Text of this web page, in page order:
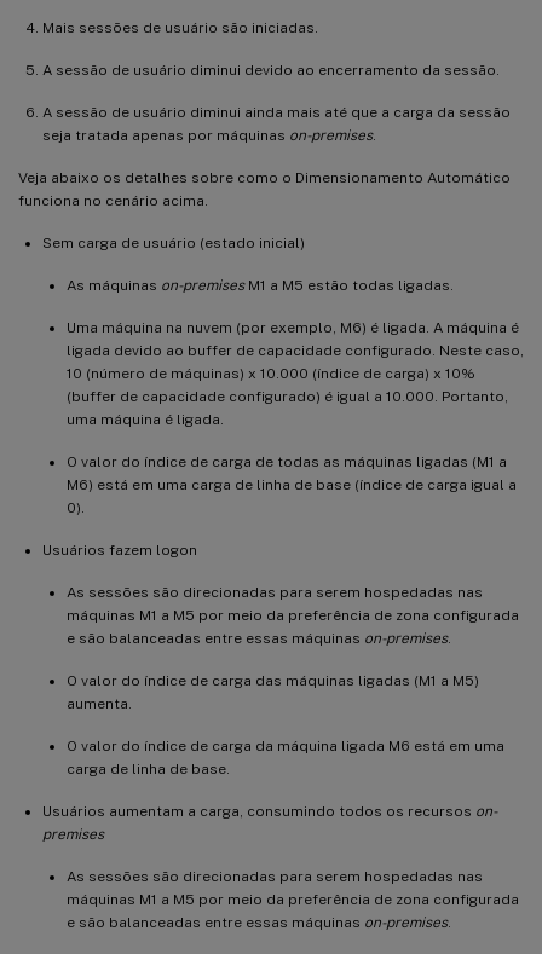
Mais sessões de usuário são iniciadas.
A sessão de usuário diminui devido ao encerramento da sessão.
A sessão de usuário diminui ainda mais até que a carga da sessão
seja tratada apenas por máquinas on-premises.
Veja abaixo os detalhes sobre como o Dimensionamento Automático
funciona no cenário acima.
Sem carga de usuário (estado inicial)
As máquinas on-premisesM1 a M5 estão todas ligadas.
Uma máquina na nuvem (por exemplo, M6) é ligada. A máquina é
ligada devido ao buffer de capacidade configurado. Neste caso,
10 (número de máquinas) x 10.000 (índice de carga) x 10%
(buffer de capacidade configurado) é igual a 10.000. Portanto,
uma máquina é ligada.
O valor do índice de carga de todas as máquinas ligadas (M1 a
M6) está em uma carga de linha de base (índice de carga igual a
0).
Usuários fazem logon
As sessões são direcionadas para serem hospedadas nas
máquinas M1 a M5 por meio da preferência de zona configurada
e são balanceadas entre essas máquinas on-premises.
O valor do índice de carga das máquinas ligadas (M1 a M5)
aumenta.
O valor do índice de carga da máquina ligada M6 está em uma
carga de linha de base.
Usuários aumentam a carga, consumindo todos os recursos on-
premises
As sessões são direcionadas para serem hospedadas nas
máquinas M1 a M5 por meio da preferência de zona configurada
e são balanceadas entre essas máquinas on-premises.